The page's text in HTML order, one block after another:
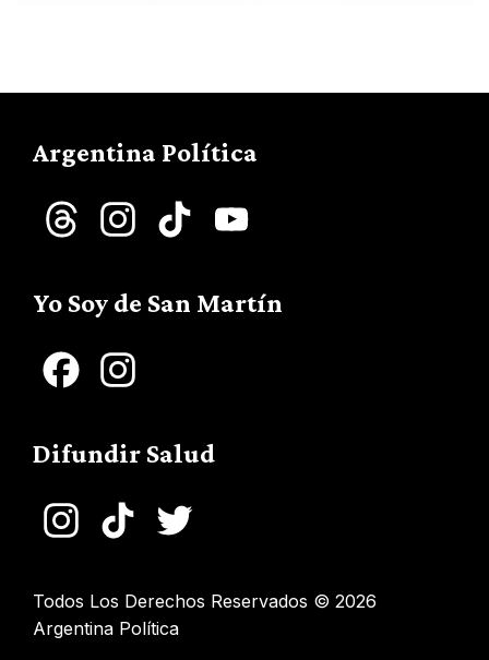
Argentina Política
Threads InstagramTikTok
Yo Soy de San Martín
Facebook
Difundir Salud
InstagramTikTok
Todos Los Derechos Reservados © 2026
Argentina Política